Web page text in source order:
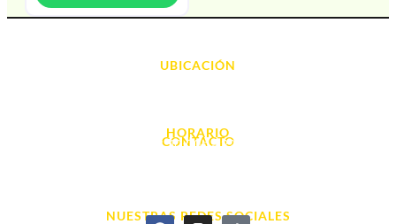
UBICACIÓN
HORARIO
L. - S. 10:00h a 22:00h
CONTACTO
NUESTRAS REDES SOCIALES